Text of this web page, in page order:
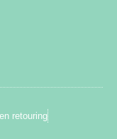
retouring